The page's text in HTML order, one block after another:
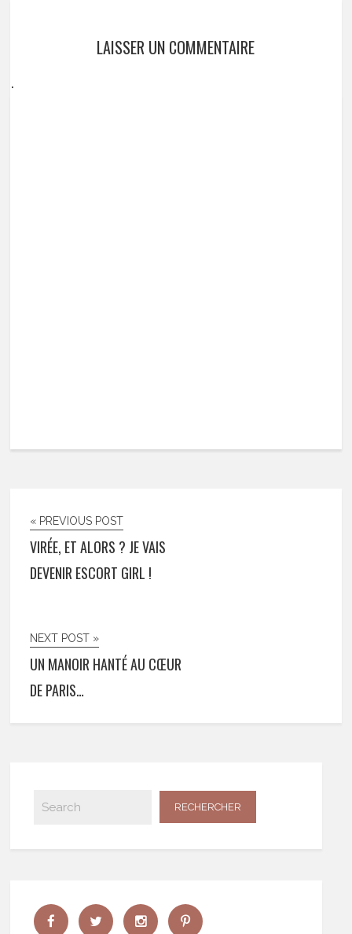
LAISSER UN COMMENTAIRE
.
« PREVIOUS POST
VIRÉE, ET ALORS ? JE VAIS
DEVENIR ESCORT GIRL !
NEXT POST »
UN MANOIR HANTÉ AU CŒUR
DE PARIS…